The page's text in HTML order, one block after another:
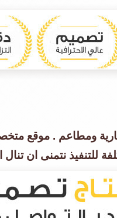
ومطاعم . موقع
للتنفيذ نتمنى ان